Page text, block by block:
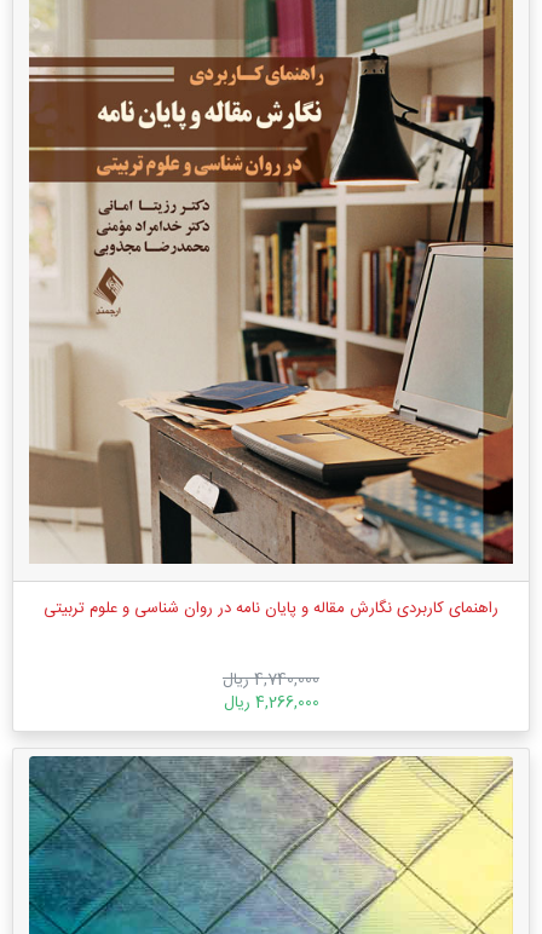
راهنمای کاربردی نگارش مقاله و پایان نامه در روان شناسی و علوم تربیتی
4,740,000 ریال
4,266,000 ریال